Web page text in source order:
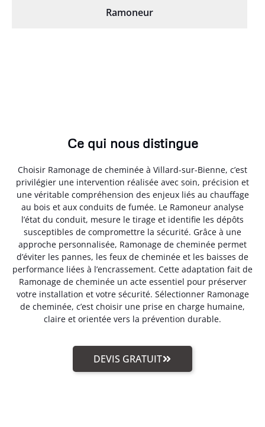
Ramoneur
Ce qui nous distingue
Choisir Ramonage de cheminée à Villard-sur-Bienne, c’est
privilégier une intervention réalisée avec soin, précision et
une véritable compréhension des enjeux liés au chauffage
au bois et aux conduits de fumée. Le Ramoneur analyse
l’état du conduit, mesure le tirage et identifie les dépôts
susceptibles de compromettre la sécurité. Grâce à une
approche personnalisée, Ramonage de cheminée permet
d’éviter les pannes, les feux de cheminée et les baisses de
performance liées à l’encrassement. Cette adaptation fait de
Ramonage de cheminée un acte essentiel pour préserver
votre installation et votre sécurité. Sélectionner Ramonage
de cheminée, c’est choisir une prise en charge humaine,
claire et orientée vers la prévention durable.
DEVIS GRATUIT